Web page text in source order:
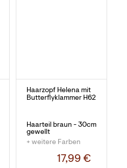
Haarzopf Helena mit
Butterflyklammer H62
Haarteil braun - 30cm
gewellt
+ weitere Farben
17,99 €